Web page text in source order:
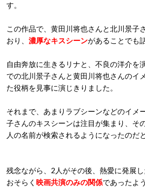
す。
この作品で、黄田川将也さんと北川景子
おり、 濃厚なキスシーンがあることでも
自由奔放に生きるリナと、不良の洋介を
での北川景子さんと黄田川将也さんのイ
た役柄を見事に演じきりました。
それまで、あまりラブシーンなどのイメ
子さんのキスシーンは注目が集まり、そ
人の名前が検索されるようになったのだ
残念ながら、 2 人がその後、熱愛に発展し
おそらく 映画共演のみの関係であったよ